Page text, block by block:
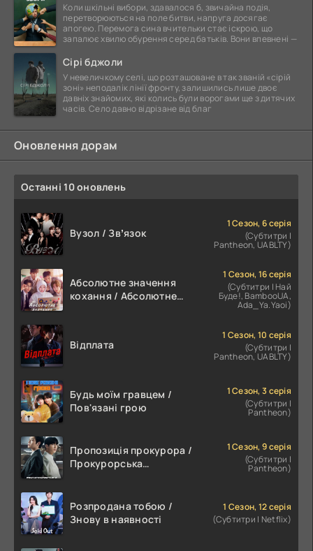
Коли шкільні вибори, здавалося б, звичайна подія,
перетворюються на поле битви, напруга досягає
апогею. Перемога сина вчительки стає іскрою, що
запалює хвилю обурення серед батьків. Вони впевнені —
Сірі бджоли
У невеличкому селі, що розташоване в так званій «сірій
зоні» неподалік лінії фронту, залишились лише двоє
давніх знайомих, які колись були ворогами ще з дитячих
часів. Село давно відрізане від благ
Оновлення дорам
Останні 10 оновлень
Вузол / Звʼязок
1 Сезон, 6 серія
(Субтитри |
Pantheon, UABLTY)
Абсолютне значення
кохання / Абсолютне
1 Сезон, 16 серія
(Субтитри | Най
Буде!, BambooUA,
Ada_Ya.Yaoi)
Відплата
1 Сезон, 10 серія
(Субтитри |
Pantheon, UABLTY)
Будь моїм гравцем /
Пов'язані грою
1 Сезон, 3 серія
(Субтитри |
Pantheon)
Пропозиція прокурора /
Прокурорська
1 Сезон, 9 серія
(Субтитри |
Pantheon)
Розпродана тобою /
Знову в наявності
1 Сезон, 12 серія
(Субтитри | Netflix)